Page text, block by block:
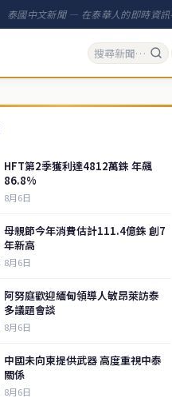
泰國中文新聞 — 在泰華人的即時資訊
HFT第2季獲利達4812萬銖 年飆
86.8%
8月6日
母親節今年消費估計111.4億銖 創7
年新高
8月6日
阿努庭歡迎緬甸領導人敏昂萊訪泰
多議題會談
8月6日
中國未向柬提供武器 高度重視中泰
關係
8月6日